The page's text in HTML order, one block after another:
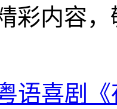
彩内容
语喜剧